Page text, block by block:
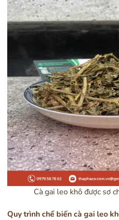
Cà gai leo khô được sơ
Quy trình chế biến cà gai leo